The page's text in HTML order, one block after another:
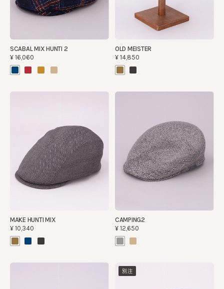
SCABAL MIX HUNTI 2
¥16,060
OLD MEISTER
¥14,850
MAKE HUNTI MIX
¥10,340
CAMPING2
¥12,650
別注